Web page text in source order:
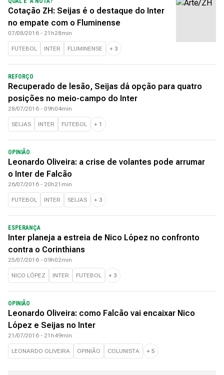
Cotação ZH: Seijas é o destaque do Inter
no empate com o Fluminense
07/08/2016 - 21h28min
FUTEBOL INTER FLUMINENSE + 3
REFORÇO
Recuperado de lesão, Seijas dá opção para quatro
posições no meio-campo do Inter
28/07/2016 - 09h04min
SEIJAS INTER FUTEBOL + 1
OPINIÃO
Leonardo Oliveira: a crise de volantes pode arrumar
o Inter de Falcão
26/07/2016 - 20h21min
FUTEBOL INTER SEIJAS + 3
ESPERANÇA
Inter planeja a estreia de Nico López no confronto
contra o Corinthians
25/07/2016 - 09h02min
NICO LÓPEZ INTER FUTEBOL + 3
OPINIÃO
Leonardo Oliveira: como Falcão vai encaixar Nico
López e Seijas no Inter
21/07/2016 - 21h49min
LEONARDO OLIVEIRA OPINIÃO COLUNISTA + 5